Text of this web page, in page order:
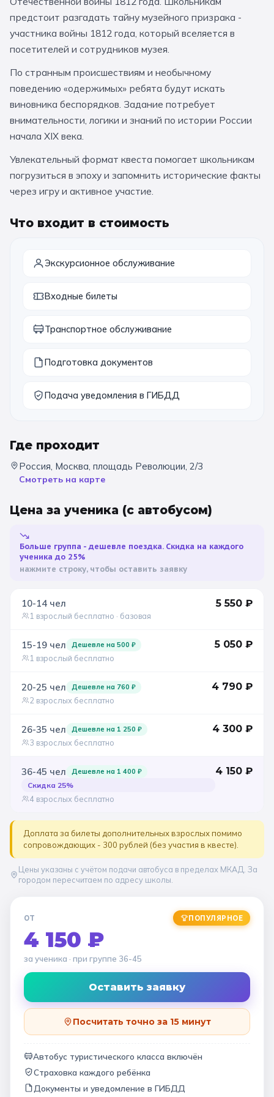
Усадьбы и заповедники Экологические
Квесты Мастер-классы
🎓 ПО КЛАССАМ
Начальные классы
5 класс 6 класс
9 класс 10 класс
11 класс
📚 ПО ПРЕДМЕТАМ
Все предметы
Все музеи Музей космонавтики
Дарвиновский музей Ещё 6
Подмосковье
Санкт-Петербург
Рязань Мурманск Волгоград
предстоит разгадать тайну музейного призрака -
участника войны 1812 года, который вселяется в
посетителей и сотрудников музея.
По странным происшествиям и необычному
поведению «одержимых» ребята будут искать
виновника беспорядков. Задание потребует
внимательности, логики и знаний по истории России
начала XIX века.
Увлекательный формат квеста помогает школьникам
погрузиться в эпоху и запомнить исторические факты
через игру и активное участие.
Что входит в стоимость
Экскурсионное обслуживание
Входные билеты
Транспортное обслуживание
Подготовка документов
Подача уведомления в ГИБДД
Где проходит
Россия, Москва, площадь Революции, 2/3
Смотреть на карте
Цена за ученика (с автобусом)
Больше группа - дешевле поездка. Скидка на каждого
ученика до 25%
нажмите строку, чтобы оставить заявку
10-14 чел
1 взрослый бесплатно · базовая
5 550 ₽
15-19 чел Дешевле на 500 ₽
1 взрослый бесплатно
5 050 ₽
20-25 чел Дешевле на 760 ₽
2 взрослых бесплатно
4 790 ₽
26-35 чел Дешевле на 1 250 ₽
3 взрослых бесплатно
4 300 ₽
36-45 чел
Скидка 25%
Дешевле на 1 400 ₽
4 взрослых бесплатно
4 150 ₽
Доплата за билеты дополнительных взрослых помимо
сопровождающих - 300 рублей (без участия в квесте).
Цены указаны с учётом подачи автобуса в пределах МКАД. За
городом пересчитаем по адресу школы.
ОТ ПОПУЛЯРНОЕ
4 150 ₽
за ученика · при группе 36-45
Оставить заявку
Посчитать точно за 15 минут
Автобус туристического класса включён
Страховка каждого ребёнка
Документы и уведомление в ГИБДД